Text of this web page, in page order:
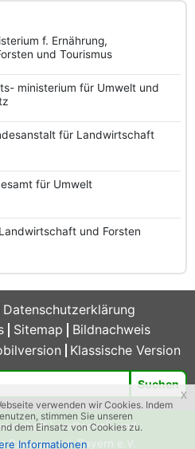
f. Ernährung,
und Tourismus
ministerium für Umwelt und
für Landwirtschaft
für Umwelt
Landwirtschaft und Forsten
Datenschutzerklärung
Sitemap
Bildnachweis
Klassische Version
Suchen
Landtechnik und
Bauwesen in Bayern e.V.
verwenden wir Cookies. Indem
stimmen Sie unseren
dem Einsatz von Cookies zu.
Informationen
x